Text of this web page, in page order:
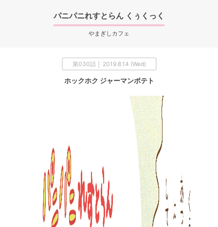
パニパニれすとらん くぅくっく
やまぎしカフェ
第030話 │ 2019.8.14 (Wed)
ホックホク ジャーマンポテト